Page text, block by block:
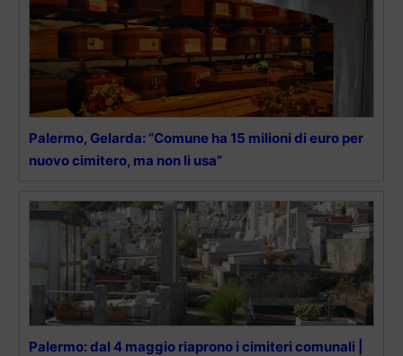
Palermo, Gelarda: “Comune ha 15 milioni di euro per
nuovo cimitero, ma non li usa”
Palermo: dal 4 maggio riaprono i cimiteri comunali |